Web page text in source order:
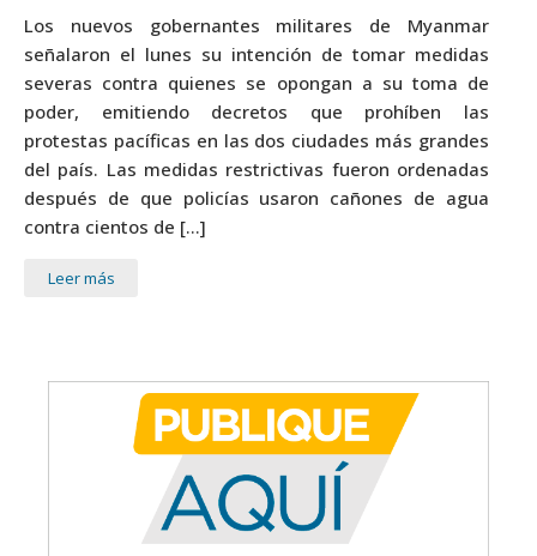
Los nuevos gobernantes militares de Myanmar
señalaron el lunes su intención de tomar medidas
severas contra quienes se opongan a su toma de
poder, emitiendo decretos que prohíben las
protestas pacíficas en las dos ciudades más grandes
del país. Las medidas restrictivas fueron ordenadas
después de que policías usaron cañones de agua
contra cientos de […]
Leer más